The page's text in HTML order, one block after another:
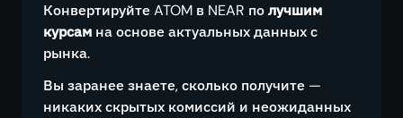
Конвертируйте ATOM в NEAR получшим
курсам на основе актуальных данных с
рынка.
Вы заранее знаете, сколько получите —
никаких скрытых комиссий и неожиданных